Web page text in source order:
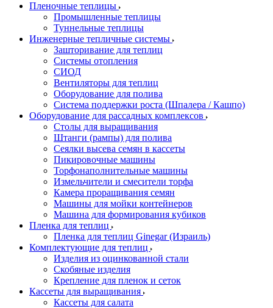
Пленочные теплицы
Промышленные теплицы
Туннельные теплицы
Инженерные тепличные системы
Зашторивание для теплиц
Системы отопления
СИОД
Вентиляторы для теплиц
Оборудование для полива
Система поддержки роста (Шпалера / Кашпо)
Оборудование для рассадных комплексов
Столы для выращивания
Штанги (рампы) для полива
Сеялки высева семян в кассеты
Пикировочные машины
Торфонаполнительные машины
Измельчители и смесители торфа
Камера проращивания семян
Машины для мойки контейнеров
Машина для формирования кубиков
Пленка для теплиц
Пленка для теплиц Ginegar (Израиль)
Комплектующие для теплиц
Изделия из оцинкованной стали
Скобяные изделия
Крепление для пленок и сеток
Кассеты для выращивания
Кассеты для салата